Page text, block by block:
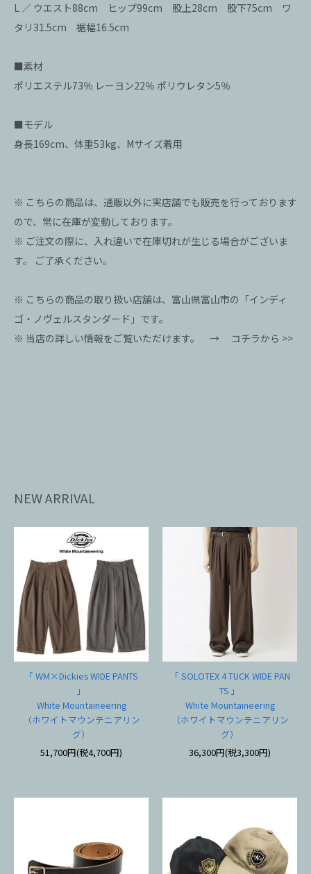
L ／ ウエスト88cm ヒップ99cm 股上28cm 股下75cm ワ
タリ31.5cm 裾幅16.5cm
■素材
ポリエステル73％ レーヨン22％ ポリウレタン5％
■モデル
身長169cm、体重53kg、Mサイズ着用
※ こちらの商品は、通販以外に実店舗でも販売を行っております
ので、常に在庫が変動しております。
※ ご注文の際に、入れ違いで在庫切れが生じる場合がございま
す。 ご了承ください。
※ こちらの商品の取り扱い店舗は、富山県富山市の「インディ
ゴ・ノヴェルスタンダード」です。
※ 当店の詳しい情報をご覧いただけます。 → コチラから >>
NEW ARRIVAL
「 WM×Dickies WIDE PANTS
」
White Mountaineering
（ホワイトマウンテニアリン
グ）
51,700円(税4,700円)
「 SOLOTEX 4 TUCK WIDE PAN
TS 」
White Mountaineering
（ホワイトマウンテニアリン
グ）
36,300円(税3,300円)